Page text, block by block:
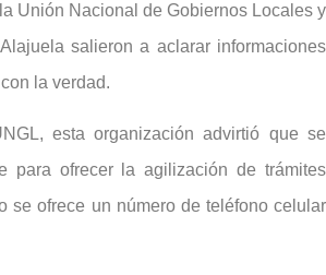
Unión Nacional de Gobiernos Locales y
salieron a aclarar informaciones
la verdad.
esta organización advirtió que se
para ofrecer la agilización de trámites
se ofrece un número de teléfono celular